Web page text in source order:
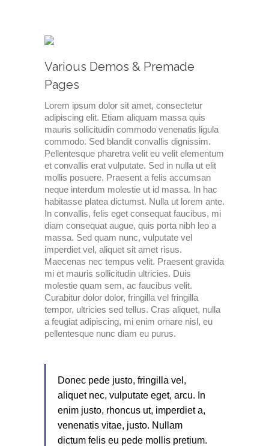
Various Demos & Premade
Pages
Lorem ipsum dolor sit amet, consectetur
adipiscing elit. Etiam aliquam massa quis
mauris sollicitudin commodo venenatis ligula
commodo. Sed blandit convallis dignissim.
Pellentesque pharetra velit eu velit elementum
et convallis erat vulputate. Sed in nulla ut elit
mollis posuere. Praesent a felis accumsan
neque interdum molestie ut id massa. In hac
habitasse platea dictumst. Nulla ut lorem ante.
In convallis, felis eget consequat faucibus, mi
diam consequat augue, quis porta nibh leo a
massa. Sed quam nunc, vulputate vel
imperdiet vel, aliquet sit amet risus.
Maecenas nec tempus velit. Praesent gravida
mi et mauris sollicitudin ultricies. Duis
molestie quam sem, ac faucibus velit.
Curabitur dolor dolor, fringilla vel fringilla
tempor, ultricies sed tellus. Cras aliquet, nulla
a feugiat adipiscing, mi enim ornare nisl, eu
pellentesque nunc diam eu purus.
Donec pede justo, fringilla vel,
aliquet nec, vulputate eget, arcu. In
enim justo, rhoncus ut, imperdiet a,
venenatis vitae, justo. Nullam
dictum felis eu pede mollis pretium.